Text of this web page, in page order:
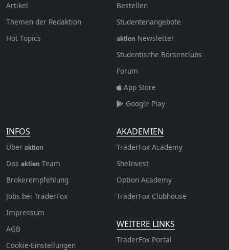
Artikel
Themen der Redaktion
Hot Topics
Bestellen
Studentenangebote
aktien Newsletter
Studentische Börsenclubs
Forum
App Store
Google Play
INFOS
Über aktien
Das aktien Team
Brokerempfehlung
Jobs bei TraderFox
Impressum
AGB
Cookie-Einstellungen
AKADEMIEN
TraderFox Academy
SheInvest
Option Academy
TraderFox Clubhouse
WEITERE LINKS
TraderFox Portal